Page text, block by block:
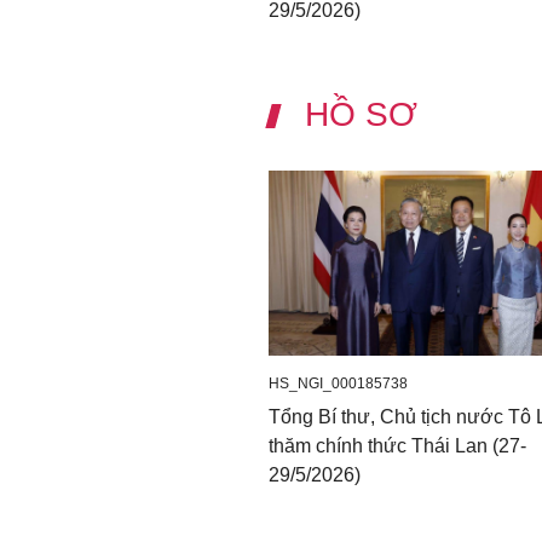
29/5/2026)
HỒ SƠ
HS_NGI_000185738
Tổng Bí thư, Chủ tịch nước Tô
thăm chính thức Thái Lan (27-
29/5/2026)